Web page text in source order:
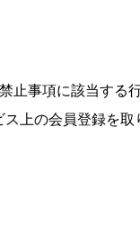
止事項に該当する
上の会員登録を